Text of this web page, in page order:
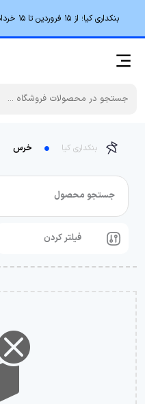
بنکداری کیا؛ از ۱۵ فروردین تا ۱۵ خرداد، خرید بالای 50میلیون تومان رایگان شد!
بنکداری کیا خرس
جستجو محصول
فیلتر کردن